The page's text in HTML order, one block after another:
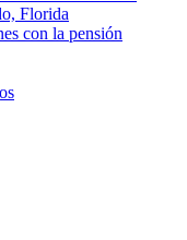
Florida
con la pensión